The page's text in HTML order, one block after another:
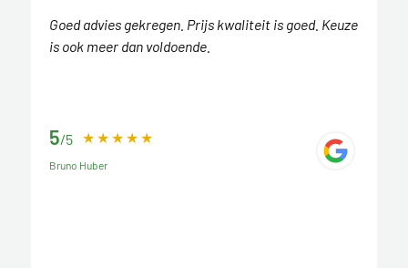
Goed advies gekregen. Prijs kwaliteit is goed. Keuze
is ook meer dan voldoende.
5/5
Bruno Huber